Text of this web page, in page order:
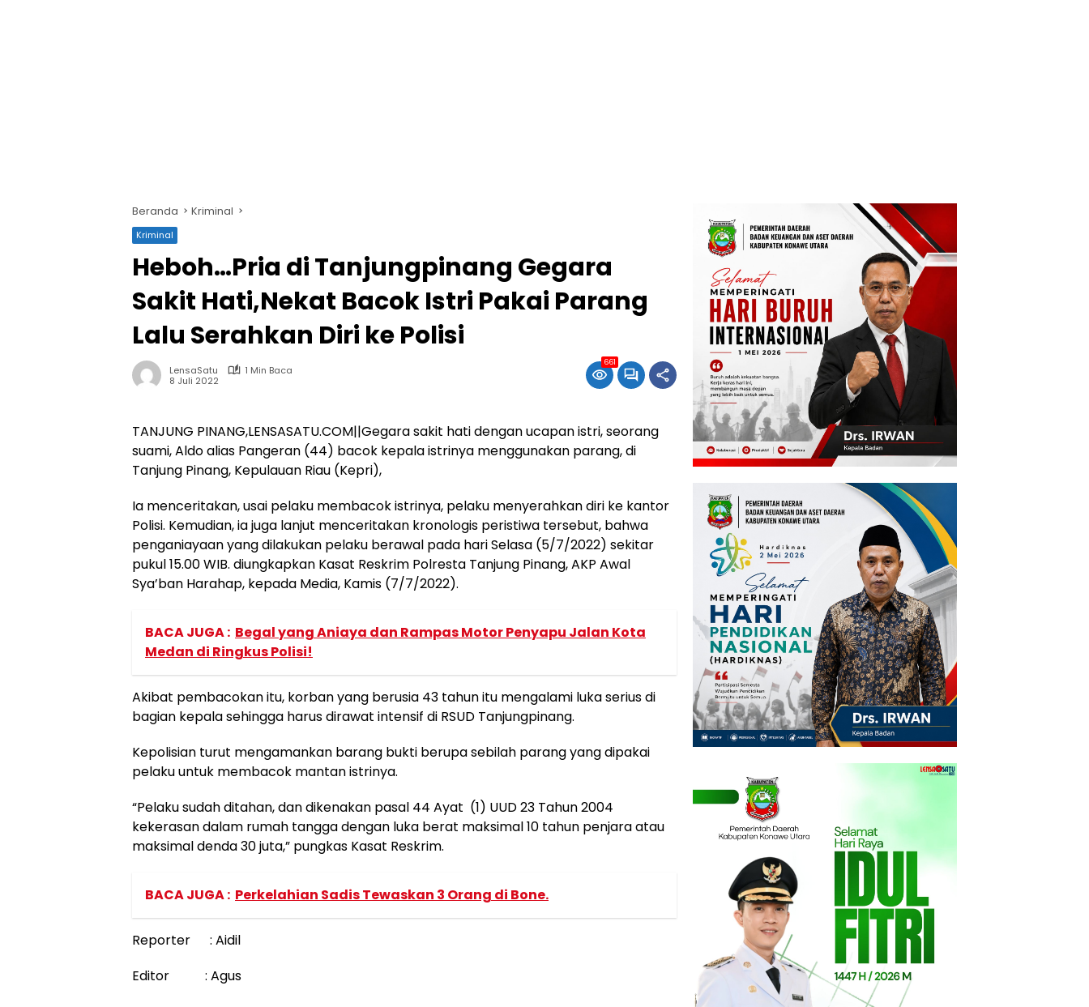
Beranda Kriminal
Kriminal
Heboh…Pria di Tanjungpinang Gegara
Sakit Hati,Nekat Bacok Istri Pakai Parang
Lalu Serahkan Diri ke Polisi
LensaSatu
1 Min Baca
8 Juli 2022
661
TANJUNG PINANG,LENSASATU.COM||Gegara sakit hati dengan ucapan istri, seorang
suami, Aldo alias Pangeran (44) bacok kepala istrinya menggunakan parang, di
Tanjung Pinang, Kepulauan Riau (Kepri),
Ia menceritakan, usai pelaku membacok istrinya, pelaku menyerahkan diri ke kantor
Polisi. Kemudian, ia juga lanjut menceritakan kronologis peristiwa tersebut, bahwa
penganiayaan yang dilakukan pelaku berawal pada hari Selasa (5/7/2022) sekitar
pukul 15.00 WIB. diungkapkan Kasat Reskrim Polresta Tanjung Pinang, AKP Awal
Sya’ban Harahap, kepada Media, Kamis (7/7/2022).
BACA JUGA : Begal yang Aniaya dan Rampas Motor Penyapu Jalan Kota
Medan di Ringkus Polisi!
Akibat pembacokan itu, korban yang berusia 43 tahun itu mengalami luka serius di
bagian kepala sehingga harus dirawat intensif di RSUD Tanjungpinang.
Kepolisian turut mengamankan barang bukti berupa sebilah parang yang dipakai
pelaku untuk membacok mantan istrinya.
“Pelaku sudah ditahan, dan dikenakan pasal 44 Ayat (1) UUD 23 Tahun 2004
kekerasan dalam rumah tangga dengan luka berat maksimal 10 tahun penjara atau
maksimal denda 30 juta,” pungkas Kasat Reskrim.
BACA JUGA : Perkelahian Sadis Tewaskan 3 Orang di Bone.
Reporter : Aidil
Editor : Agus